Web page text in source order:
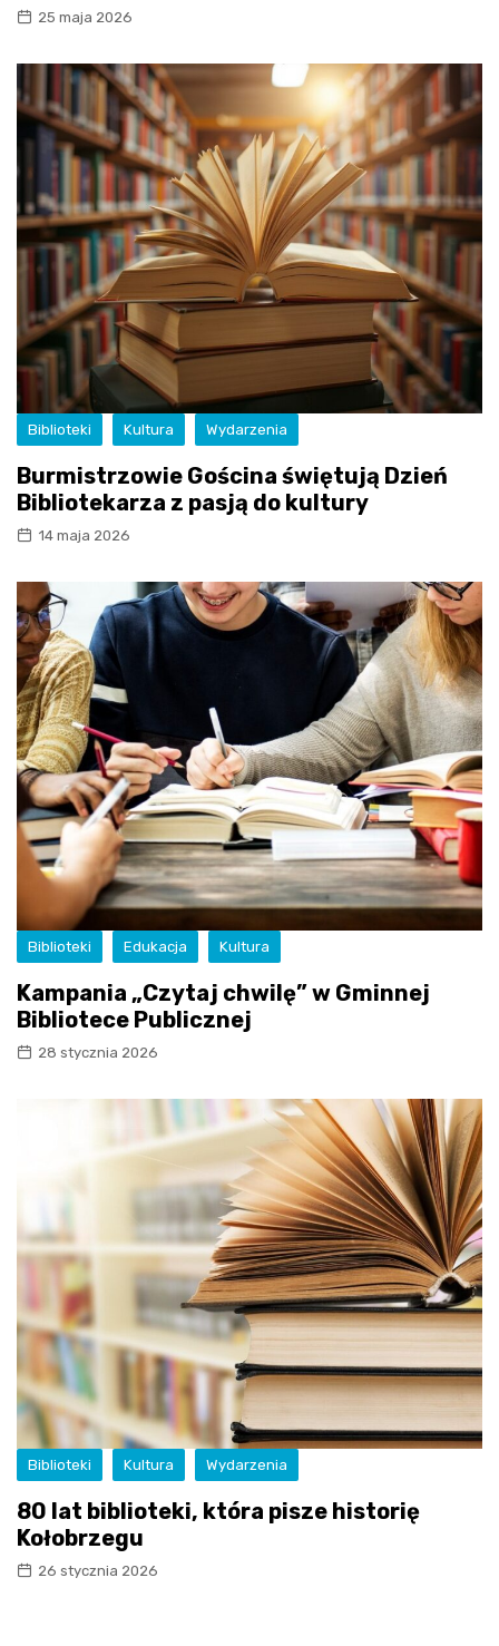
25 maja 2026
Biblioteki Kultura Wydarzenia
Burmistrzowie Gościna świętują Dzień
Bibliotekarza z pasją do kultury
14 maja 2026
Biblioteki Edukacja Kultura
Kampania „Czytaj chwilę” w Gminnej
Bibliotece Publicznej
28 stycznia 2026
Biblioteki Kultura Wydarzenia
80 lat biblioteki, która pisze historię
Kołobrzegu
26 stycznia 2026